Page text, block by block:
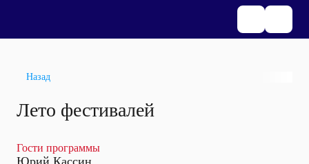
Назад
Лето фестивалей
Гости программы
Юрий Кассин